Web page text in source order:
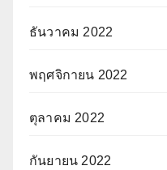
ธันวาคม 2022
พฤศจิกายน 2022
ตุลาคม 2022
กันยายน 2022